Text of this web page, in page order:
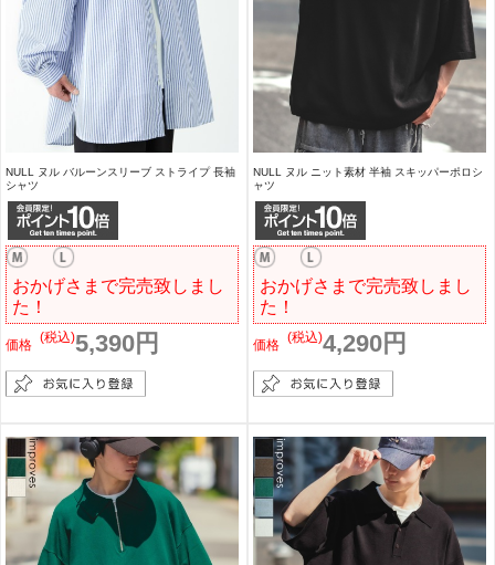
NULL ヌル バルーンスリーブ ストライプ 長袖
シャツ
おかげさまで完売致しまし
た！
価格 5,390円
(税込)
NULL ヌル ニット素材 半袖 スキッパーポロシ
ャツ
おかげさまで完売致しまし
た！
価格 4,290円
(税込)